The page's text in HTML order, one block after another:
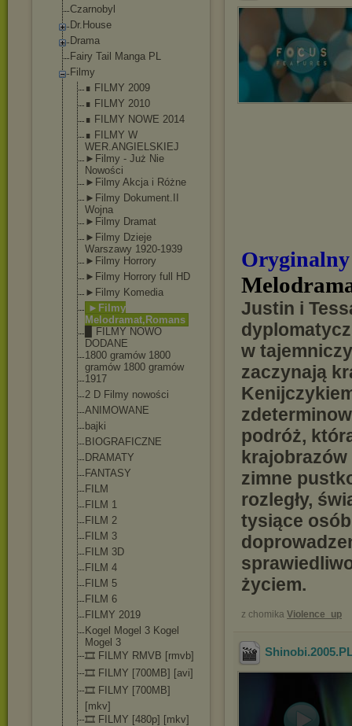
Czarnobyl
Dr.House
Drama
Fairy Tail Manga PL
Filmy
∎ FILMY 2009
∎ FILMY 2010
∎ FILMY NOWE 2014
∎ FILMY W
WER.ANGIELSKIEJ
►Filmy - Już Nie
Nowości
►Filmy Akcja i Różne
►Filmy Dokument.II
Wojna
►Filmy Dramat
►Filmy Dzieje
Warszawy 1920-1939
►Filmy Horrory
►Filmy Horrory full HD
►Filmy Komedia
►Filmy
Melodramat,Romans
▉ FILMY NOWO
DODANE
1800 gramów 1800
gramów 1800 gramów
1917
2 D Filmy nowości
ANIMOWANE
bajki
BIOGRAFICZNE
DRAMATY
FANTASY
FILM
FILM 1
FILM 2
FILM 3
FILM 3D
FILM 4
FILM 5
FILM 6
FILMY 2019
Kogel Mogel 3 Kogel
Mogel 3
🎞️ FILMY RMVB [rmvb]
🎞️ FILMY [700MB] [avi]
🎞️ FILMY [700MB]
[mkv]
🎞️ FILMY [480p] [mkv]
Justin i
w
zaczynają
podróż,
zimne
rozległy,
tysiące
życiem.
z chomika Violence_up